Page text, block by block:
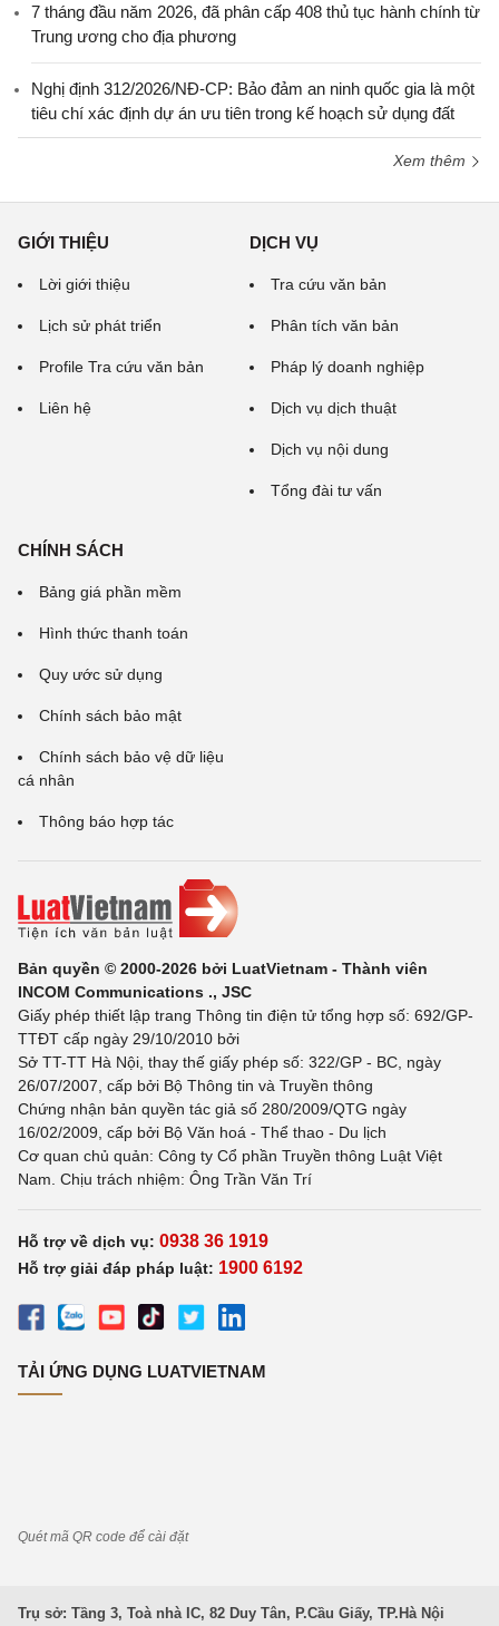
7 tháng đầu năm 2026, đã phân cấp 408 thủ tục hành chính từ
Trung ương cho địa phương
Nghị định 312/2026/NĐ-CP: Bảo đảm an ninh quốc gia là một
tiêu chí xác định dự án ưu tiên trong kế hoạch sử dụng đất
Xem thêm
GIỚI THIỆU
Lời giới thiệu
Lịch sử phát triển
Profile Tra cứu văn bản
Liên hệ
DỊCH VỤ
Tra cứu văn bản
Phân tích văn bản
Pháp lý doanh nghiệp
Dịch vụ dịch thuật
Dịch vụ nội dung
Tổng đài tư vấn
CHÍNH SÁCH
Bảng giá phần mềm
Hình thức thanh toán
Quy ước sử dụng
Chính sách bảo mật
Chính sách bảo vệ dữ liệu
cá nhân
Thông báo hợp tác
Bản quyền © 2000-2026 bởi LuatVietnam - Thành viên
INCOM Communications ., JSC
Giấy phép thiết lập trang Thông tin điện tử tổng hợp số: 692/GP-
TTĐT cấp ngày 29/10/2010 bởi
Sở TT-TT Hà Nội, thay thế giấy phép số: 322/GP - BC, ngày
26/07/2007, cấp bởi Bộ Thông tin và Truyền thông
Chứng nhận bản quyền tác giả số 280/2009/QTG ngày
16/02/2009, cấp bởi Bộ Văn hoá - Thể thao - Du lịch
Cơ quan chủ quản: Công ty Cổ phần Truyền thông Luật Việt
Nam. Chịu trách nhiệm: Ông Trần Văn Trí
Hỗ trợ về dịch vụ: 0938 36 1919
Hỗ trợ giải đáp pháp luật: 1900 6192
TẢI ỨNG DỤNG LUATVIETNAM
Quét mã QR code để cài đặt
Trụ sở: Tầng 3, Toà nhà IC, 82 Duy Tân, P.Cầu Giấy, TP.Hà Nội